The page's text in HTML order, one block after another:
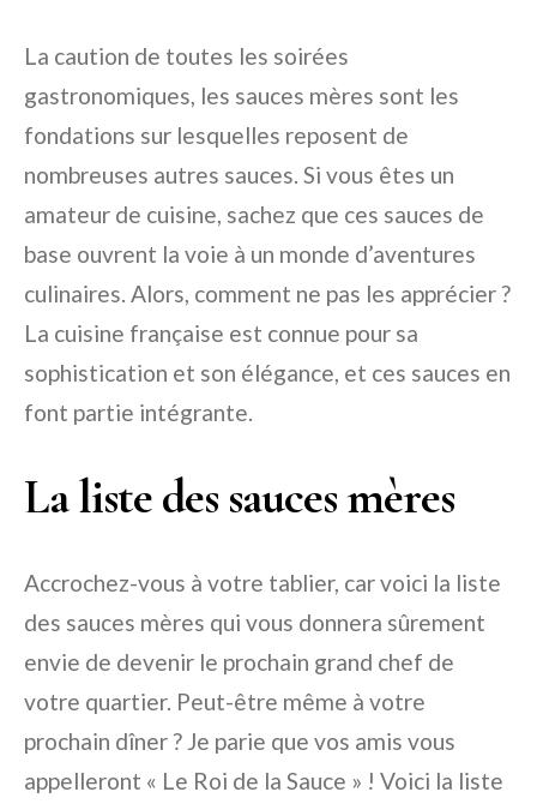
La caution de toutes les soirées
gastronomiques, les sauces mères sont les
fondations sur lesquelles reposent de
nombreuses autres sauces. Si vous êtes un
amateur de cuisine, sachez que ces sauces de
base ouvrent la voie à un monde d’aventures
culinaires. Alors, comment ne pas les apprécier ?
La cuisine française est connue pour sa
sophistication et son élégance, et ces sauces en
font partie intégrante.
La liste des sauces mères
Accrochez-vous à votre tablier, car voici la liste
des sauces mères qui vous donnera sûrement
envie de devenir le prochain grand chef de
votre quartier. Peut-être même à votre
prochain dîner ? Je parie que vos amis vous
appelleront « Le Roi de la Sauce » ! Voici la liste